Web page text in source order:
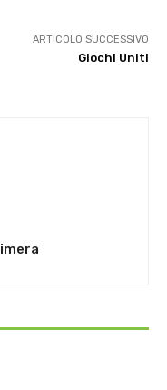
ARTICOLO SUCCESSIVO
Giochi Uniti